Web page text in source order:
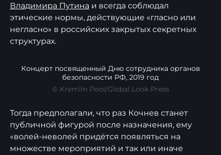
Владимира Путина и всегда соблюдал
этические нормы, действующие «гласно или
негласно» в российских закрытых секретных
структурах.
Концерт посвященный Дню сотрудника органов
безопасности РФ, 2019 год
© Kremlin Pool/Global Look Press
Тогда предполагали, что раз Кочнев станет
публичной фигурой после назначения, ему
«волей-неволей придётся появляться на
множестве мероприятий и так или иначе